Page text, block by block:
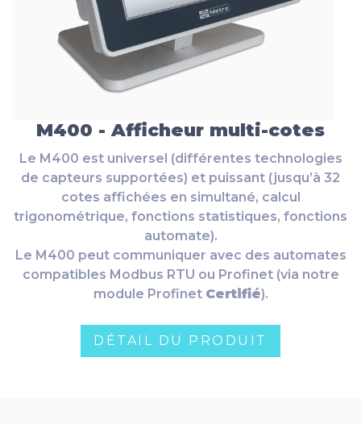
M400 - Afficheur multi-cotes
Le M400 est universel (différentes technologies
de capteurs supportées) et puissant (jusqu’à 32
cotes affichées en simultané, calcul
trigonométrique, fonctions statistiques, fonctions
automate).
Le M400 peut communiquer avec des automates
compatibles Modbus RTU ou Profinet (via notre
module Profinet Certifié).
DÉTAIL DU PRODUIT